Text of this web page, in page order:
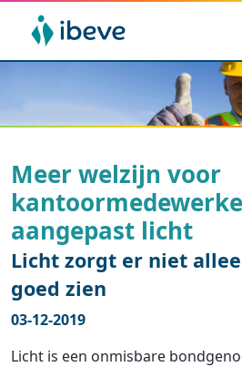
Meer welzijn voor
aangepast licht
Licht zorgt er niet
goed zien
03-12-2019
Licht is een onmisbare